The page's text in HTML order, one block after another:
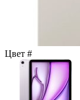
Цвет #